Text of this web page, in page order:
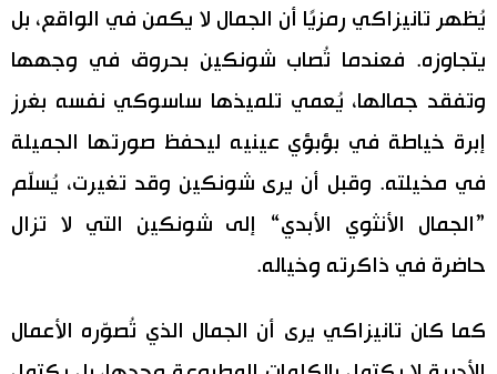
يُظهر تانيزاكي رمزيًا أن الجمال لا يكمن في الواقع، بل
يتجاوزه. فعندما تُصاب شونكين بحروق في وجهها
وتفقد جمالها، يُعمي تلميذها ساسوكي نفسه بغرز
إبرة خياطة في بؤبؤي عينيه ليحفظ صورتها الجميلة
في مخيلته. وقبل أن يرى شونكين وقد تغيرت، يُسلّم
”الجمال الأنثوي الأبدي“ إلى شونكين التي لا تزال
حاضرة في ذاكرته وخياله.
كما كان تانيزاكي يرى أن الجمال الذي تُصوّره الأعمال